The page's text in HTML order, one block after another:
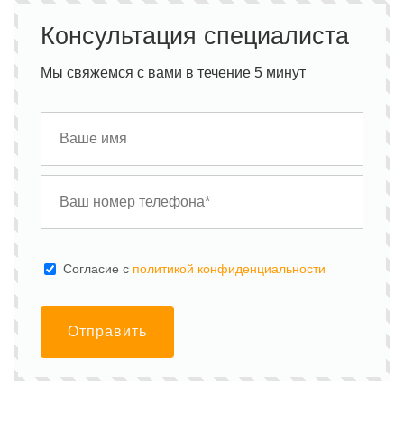
Консультация специалиста
Мы свяжемся с вами в течение 5 минут
Cогласие с политикой конфиденциальности
Отправить